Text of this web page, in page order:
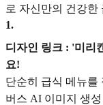
로 자신만의 건강
1.
디자인 링크 : '미리
요!
단순히 급식 메뉴를
버스 AI 이미지 생